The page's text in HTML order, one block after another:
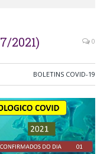
2021) 0
BOLETINS COVID-19